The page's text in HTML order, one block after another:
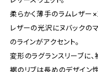
柔らかく薄手のラムレザー×
レザーの光沢にヌバックの
のラインがアクセント。
変形のラグランスリーブに、
裾のリブは長めのデザイン